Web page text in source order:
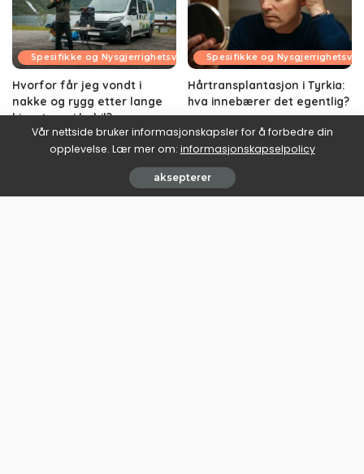
Spesifikke og Nysgjerrighetsvekkende Temaer
Hvorfor får jeg vondt i
nakke og rygg etter lange
kjøreturer i bobil?
July 9, 2026
Spesifikke og
Hårtransplantasjon i Tyrkia:
hva innebærer det egentlig?
Vår nettside bruker informasjonskapsler for å forbedre din
opplevelse. Lær mer om: informasjonskapselpolicy
aksepterer